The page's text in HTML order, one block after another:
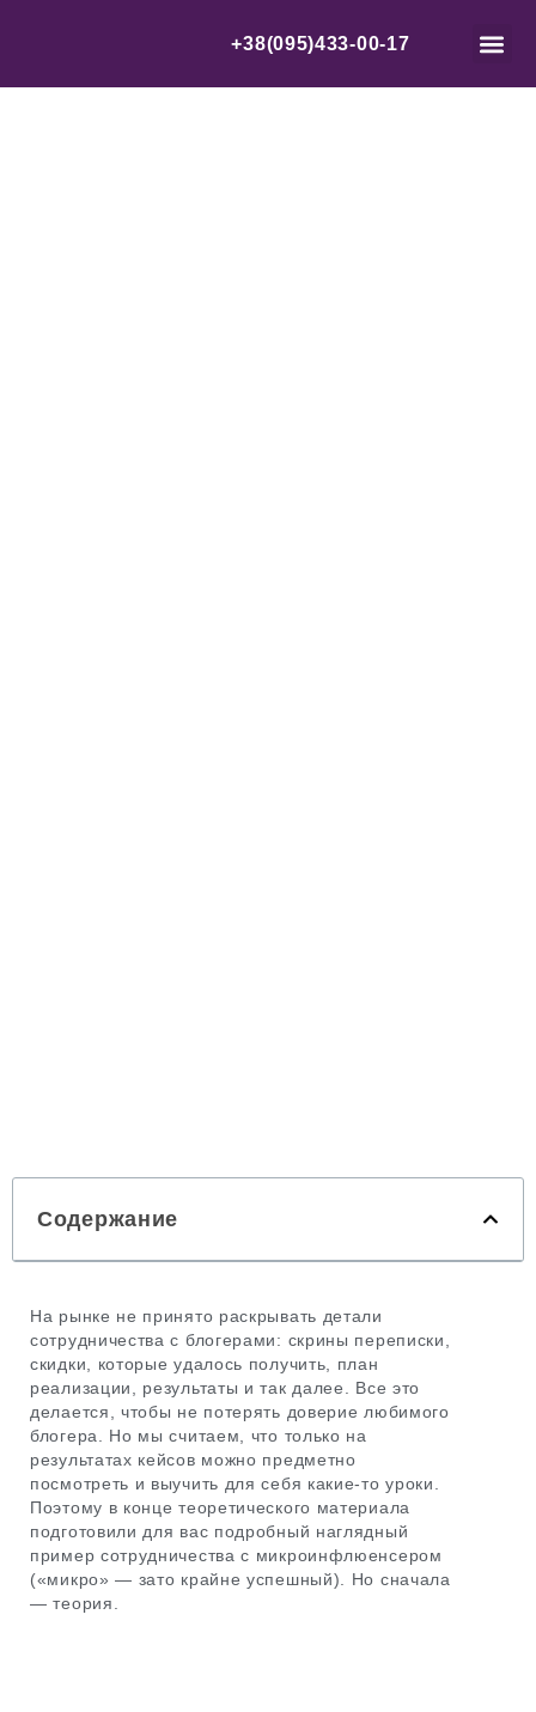
+38(095)433-00-17
Содержание
На рынке не принято раскрывать детали
сотрудничества с блогерами: скрины переписки,
скидки, которые удалось получить, план
реализации, результаты и так далее. Все это
делается, чтобы не потерять доверие любимого
блогера. Но мы считаем, что только на
результатах кейсов можно предметно
посмотреть и выучить для себя какие-то уроки.
Поэтому в конце теоретического материала
подготовили для вас подробный наглядный
пример сотрудничества с микроинфлюенсером
(«микро» — зато крайне успешный). Но сначала
— теория.